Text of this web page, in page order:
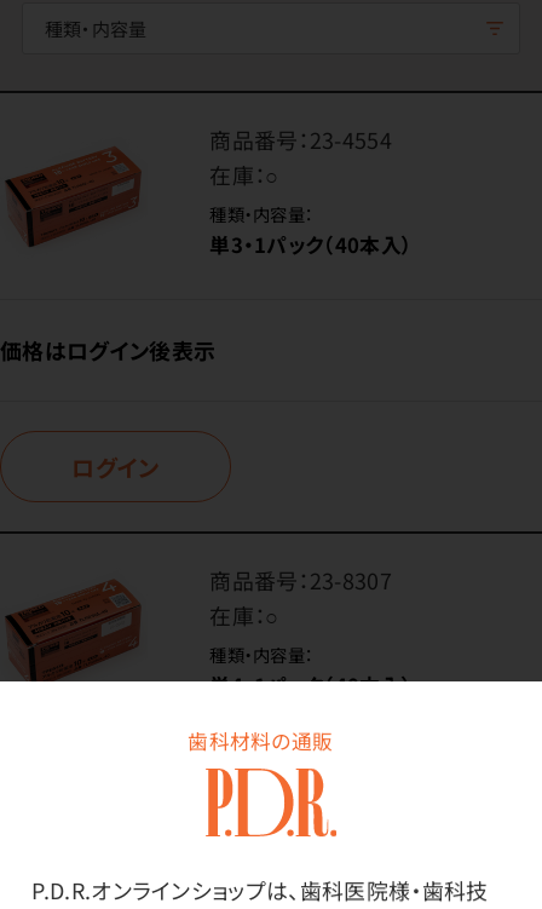
歯科材料の通販
P.D.R.オンラインショップは、歯科医院様・歯科技
種類・内容量
商品番号：23-4554
在庫：○
種類・内容量：
単3・1パック（40本入）
価格はログイン後表示
ログイン
商品番号：23-8307
在庫：○
種類・内容量：
単4・1パック（40本入）